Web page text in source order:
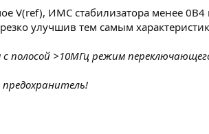
V(ref), ИМС стабилизатора менее
улучшив тем самым
полосой >10МГц режим